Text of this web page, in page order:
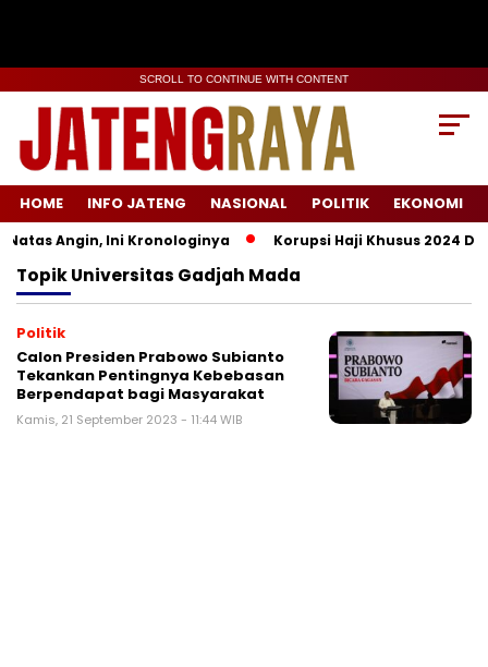
SCROLL TO CONTINUE WITH CONTENT
HOME INFO JATENG NASIONAL POLITIK EKONOMI
Angin, Ini Kronologinya Korupsi Haji Khusus 2024
TopikUniversitas Gadjah Mada
Politik
Calon Presiden Prabowo Subianto
Tekankan Pentingnya Kebebasan
Berpendapat bagi Masyarakat
Kamis, 21 September 2023 - 11:44 WIB